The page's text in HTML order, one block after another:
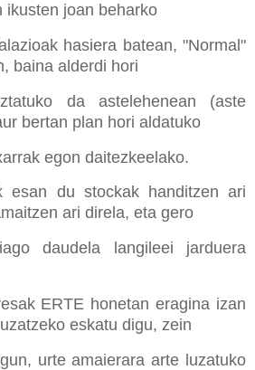
ikusten joan beharko
hasiera batean, "Normal"
baina alderdi hori
da astelehenean (aste
bertan plan hori aldatuko
egon daitezkeelako.
esan du stockak handitzen ari
ari direla, eta gero
daudela langileei jarduera
ERTE honetan eragina izan
eskatu digu, zein
urte amaierara arte luzatuko